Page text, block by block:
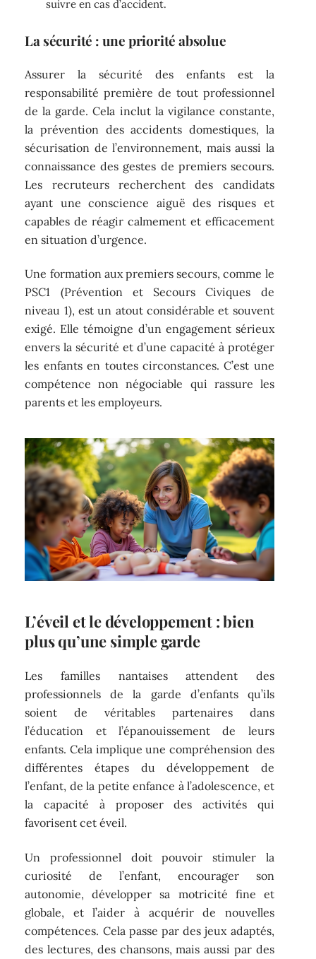
suivre en cas d’accident.
La sécurité : une priorité absolue
Assurer la sécurité des enfants est la
responsabilité première de tout professionnel
de la garde. Cela inclut la vigilance constante,
la prévention des accidents domestiques, la
sécurisation de l’environnement, mais aussi la
connaissance des gestes de premiers secours.
Les recruteurs recherchent des candidats
ayant une conscience aiguë des risques et
capables de réagir calmement et efficacement
en situation d’urgence.
Une formation aux premiers secours, comme le
PSC1 (Prévention et Secours Civiques de
niveau 1), est un atout considérable et souvent
exigé. Elle témoigne d’un engagement sérieux
envers la sécurité et d’une capacité à protéger
les enfants en toutes circonstances. C’est une
compétence non négociable qui rassure les
parents et les employeurs.
L’éveil et le développement : bien
plus qu’une simple garde
Les familles nantaises attendent des
professionnels de la garde d’enfants qu’ils
soient de véritables partenaires dans
l’éducation et l’épanouissement de leurs
enfants. Cela implique une compréhension des
différentes étapes du développement de
l’enfant, de la petite enfance à l’adolescence, et
la capacité à proposer des activités qui
favorisent cet éveil.
Un professionnel doit pouvoir stimuler la
curiosité de l’enfant, encourager son
autonomie, développer sa motricité fine et
globale, et l’aider à acquérir de nouvelles
compétences. Cela passe par des jeux adaptés,
des lectures, des chansons, mais aussi par des